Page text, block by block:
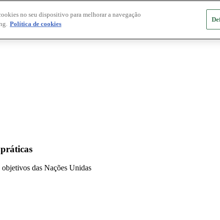
das Nações Unidas
no seu dispositivo para melhorar a navegação
Política de cookies